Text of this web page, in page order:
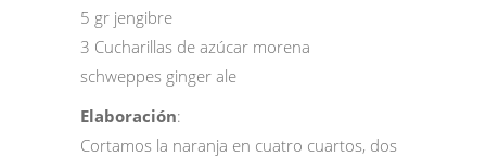
5 gr jengibre
3 Cucharillas de azúcar morena
schweppes ginger ale
Elaboración:
Cortamos la naranja en cuatro cuartos, dos